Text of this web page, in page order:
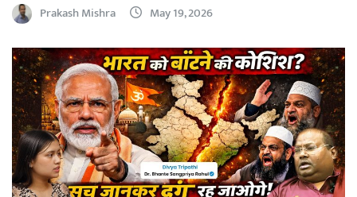
Prakash Mishra May 19, 2026